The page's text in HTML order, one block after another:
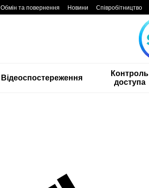
Обмін та повернення Новини Співробітництво
Відеоспостереження
Контроль
доступа